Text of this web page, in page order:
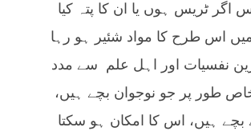
اگر ٹریس ہوں یا ان کا پتہ کیا
اس طرح کا مواد شئیر ہو رہا
نفسیات اور اہل علم سے مدد
طور پر جو نوجوان بچے ہیں،
ہیں، اس کا امکان ہو سکتا